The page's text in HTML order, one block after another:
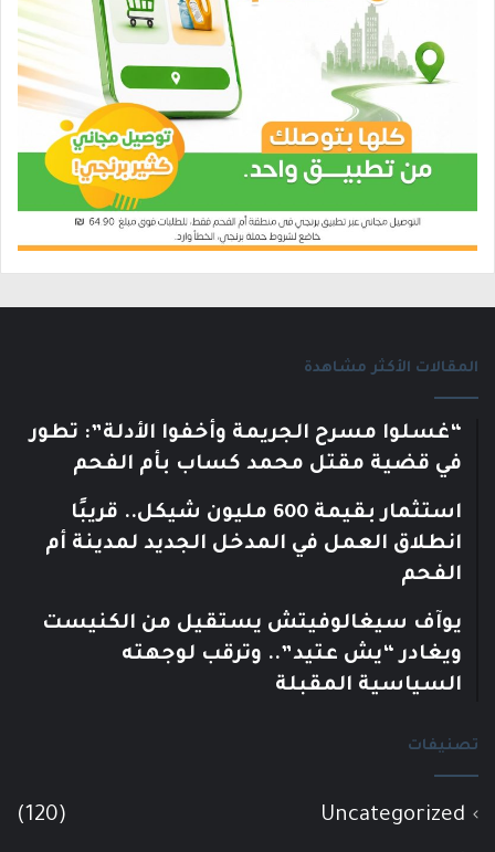
المقالات الأكثر مشاهدة
“غسلوا مسرح الجريمة وأخفوا الأدلة”: تطور
في قضية مقتل محمد كساب بأم الفحم
استثمار بقيمة 600 مليون شيكل.. قريبًا
انطلاق العمل في المدخل الجديد لمدينة أم
الفحم
يوآف سيغالوفيتش يستقيل من الكنيست
ويغادر “يش عتيد”.. وترقب لوجهته
السياسية المقبلة
تصنيفات
Uncategorized
(120)